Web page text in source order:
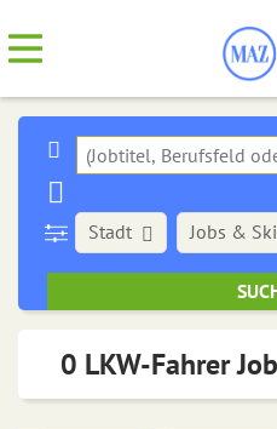
Stadt Jobs &
0 LKW-Fahrer